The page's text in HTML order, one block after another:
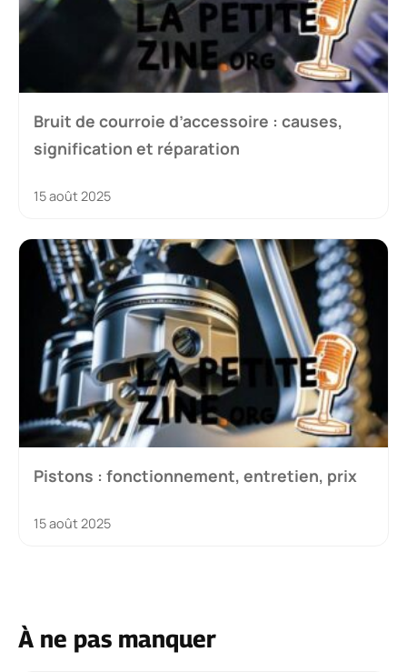
Bruit de courroie d’accessoire : causes,
signification et réparation
15 août 2025
Pistons : fonctionnement, entretien, prix
15 août 2025
À ne pas manquer